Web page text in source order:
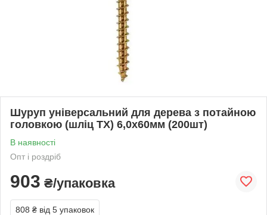
Шуруп універсальний для дерева з потайною
головкою (шліц TX) 6,0х60мм (200шт)
В наявності
Опт і роздріб
903 ₴/упаковка
808 ₴ від 5 упаковок